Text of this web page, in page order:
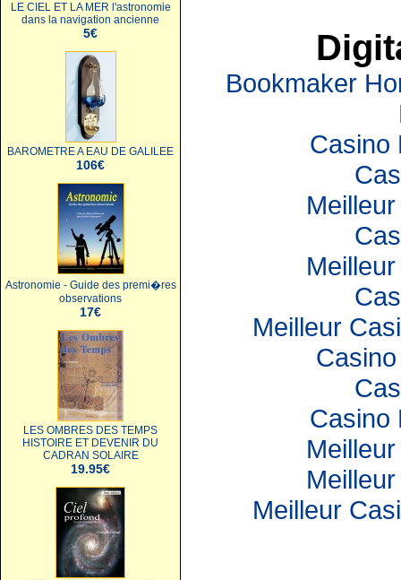
LE CIEL ET LA MER l'astronomie
dans la navigation ancienne
5€
BAROMETRE A EAU DE GALILEE
106€
Astronomie - Guide des premi�res
observations
17€
LES OMBRES DES TEMPS
HISTOIRE ET DEVENIR DU
CADRAN SOLAIRE
19.95€
Bookmaker
Casino
Meilleur
Casino
Meilleur